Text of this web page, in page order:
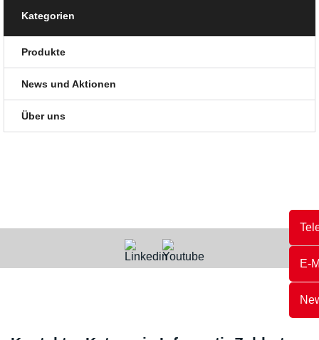
E-
Kategorien
Produkte
News und Aktionen
Über uns